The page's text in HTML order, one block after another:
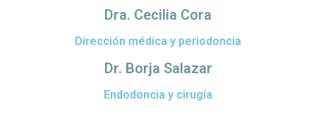
Dra. Cecilia Cora
Dirección médica y periodoncia
Dr. Borja Salazar
Endodoncia y cirugía